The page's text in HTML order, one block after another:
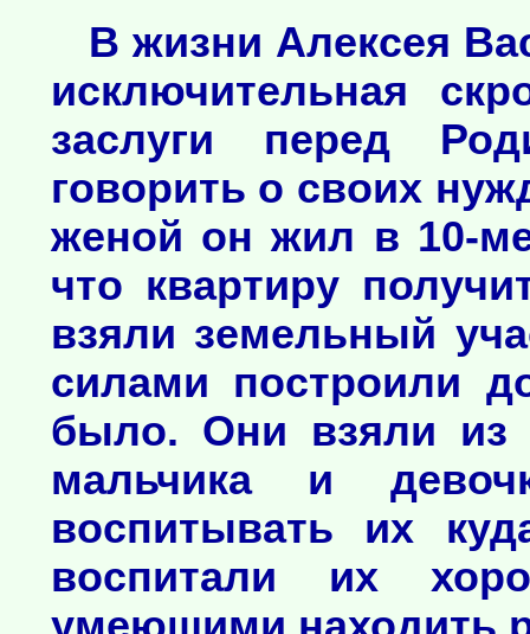
В жизни Алексея
исключительная
заслуги перед
говорить о своих
женой он жил в 10-
что квартиру
взяли земельный
силами построили
было. Они взяли из
мальчика и
воспитывать их
воспитали их